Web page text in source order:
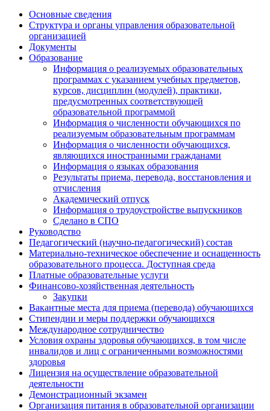
Основные сведения
Структура и органы управления образовательной
организацией
Документы
Образование
Информация о реализуемых образовательных
программах с указанием учебных предметов,
курсов, дисциплин (модулей), практики,
предусмотренных соответствующей
образовательной программой
Информация о численности обучающихся по
реализуемым образовательным программам
Информация о численности обучающихся,
являющихся иностранными гражданами
Информация о языках образования
Результаты приема, перевода, восстановления и
отчисления
Академический отпуск
Информация о трудоустройстве выпускников
Сделано в СПО
Руководство
Педагогический (научно-педагогический) состав
Материально-техническое обеспечение и оснащенность
образовательного процесса. Доступная среда
Платные образовательные услуги
Финансово-хозяйственная деятельность
Закупки
Вакантные места для приема (перевода) обучающихся
Стипендии и меры поддержки обучающихся
Международное сотрудничество
Условия охраны здоровья обучающихся, в том числе
инвалидов и лиц с ограниченными возможностями
здоровья
Лицензия на осуществление образовательной
деятельности
Демонстрационный экзамен
Организация питания в образовательной организации